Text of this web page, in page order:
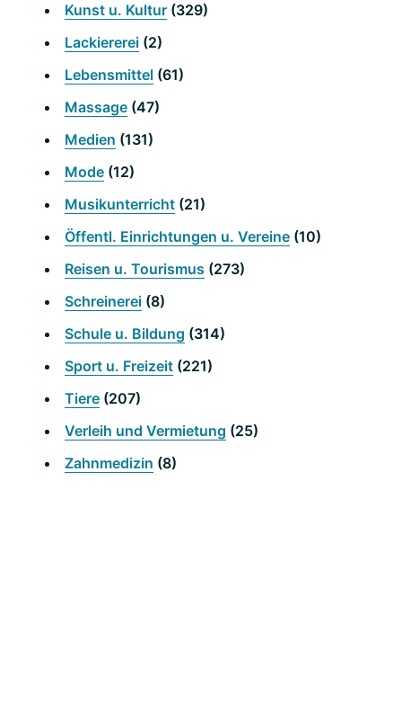
Kunst u. Kultur (329)
Lackiererei (2)
Lebensmittel (61)
Massage (47)
Medien (131)
Mode (12)
Musikunterricht (21)
Öffentl. Einrichtungen u. Vereine (10)
Reisen u. Tourismus (273)
Schreinerei (8)
Schule u. Bildung (314)
Sport u. Freizeit (221)
Tiere (207)
Verleih und Vermietung (25)
Zahnmedizin (8)